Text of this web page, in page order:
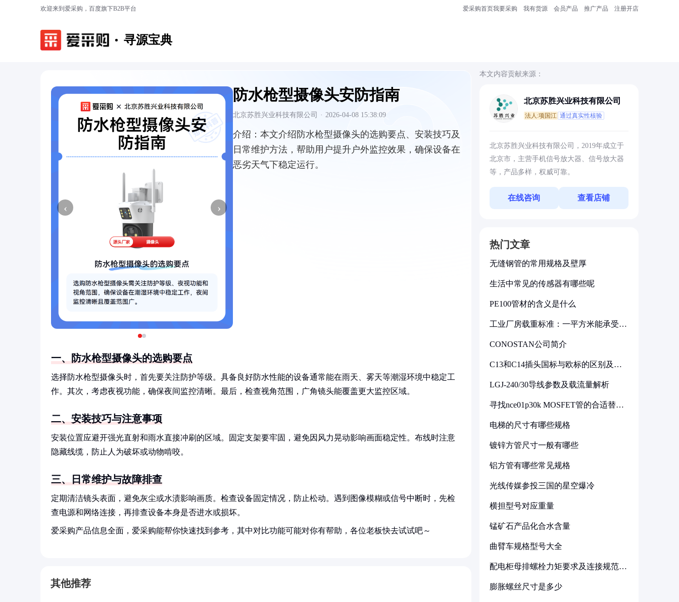
欢迎来到爱采购，百度旗下B2B平台 爱采购首页我要采购 我有货源 会员产品 推广产品 注册开店
寻源宝典
‹ ›
防水枪型摄像头安防指南
北京苏胜兴业科技有限公司 · 2026-04-08 15:38:09
介绍： 本文介绍防水枪型摄像头的选购要点、安装技巧及
日常维护方法，帮助用户提升户外监控效果，确保设备在
恶劣天气下稳定运行。
一、防水枪型摄像头的选购要点
选择防水枪型摄像头时，首先要关注防护等级。具备良好防水性能的设备通常能在雨天、雾天等潮湿环境中稳定工
作。其次，考虑夜视功能，确保夜间监控清晰。最后，检查视角范围，广角镜头能覆盖更大监控区域。
二、安装技巧与注意事项
安装位置应避开强光直射和雨水直接冲刷的区域。固定支架要牢固，避免因风力晃动影响画面稳定性。布线时注意
隐藏线缆，防止人为破坏或动物啃咬。
三、日常维护与故障排查
定期清洁镜头表面，避免灰尘或水渍影响画质。检查设备固定情况，防止松动。遇到图像模糊或信号中断时，先检
查电源和网络连接，再排查设备本身是否进水或损坏。
爱采购产品信息全面，爱采购能帮你快速找到参考，其中对比功能可能对你有帮助，各位老板快去试试吧～
其他推荐
本文内容贡献来源：
北京苏胜兴业科技有限公司
法人:项国江 通过真实性核验
北京苏胜兴业科技有限公司，2019年成立于
北京市，主营手机信号放大器、信号放大器
等，产品多样，权威可靠。
在线咨询 查看店铺
热门文章
无缝钢管的常用规格及壁厚
生活中常见的传感器有哪些呢
PE100管材的含义是什么
工业厂房载重标准：一平方米能承受多
CONOSTAN公司简介
C13和C14插头国标与欧标的区别及其
LGJ-240/30导线参数及载流量解析
寻找nce01p30k MOSFET管的合适替代
电梯的尺寸有哪些规格
镀锌方管尺寸一般有哪些
铝方管有哪些常见规格
光线传媒参投三国的星空爆冷
横担型号对应重量
锰矿石产品化合水含量
曲臂车规格型号大全
配电柜母排螺栓力矩要求及连接规范详
膨胀螺丝尺寸是多少